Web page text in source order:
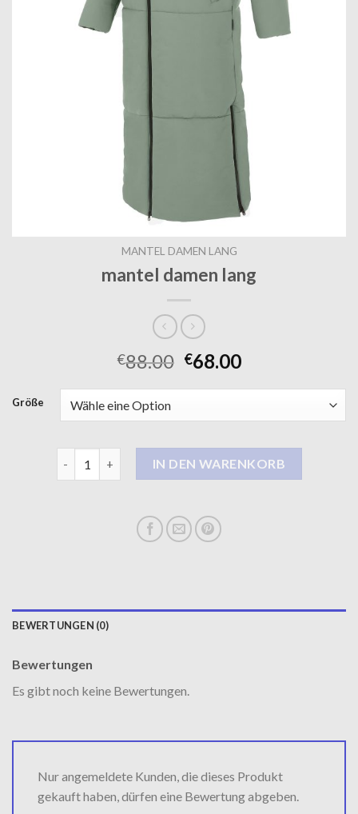
MANTEL DAMEN LANG
mantel damen lang
€88.00 €68.00
Größe
mantel damen lang MengeIN DEN WARENKORB
BEWERTUNGEN (0)
Bewertungen
Es gibt noch keine Bewertungen.
Nur angemeldete Kunden, die dieses Produkt
gekauft haben, dürfen eine Bewertung abgeben.